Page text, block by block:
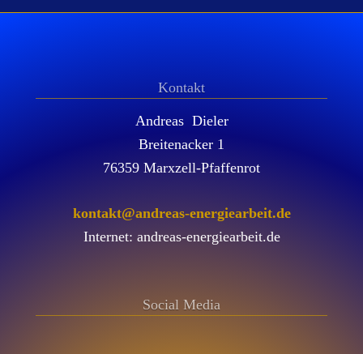
Kontakt
Andreas Dieler
Breitenacker 1
76359 Marxzell-Pfaffenrot
kontakt@andreas-energiearbeit.de
Internet: andreas-energiearbeit.de
Social Media